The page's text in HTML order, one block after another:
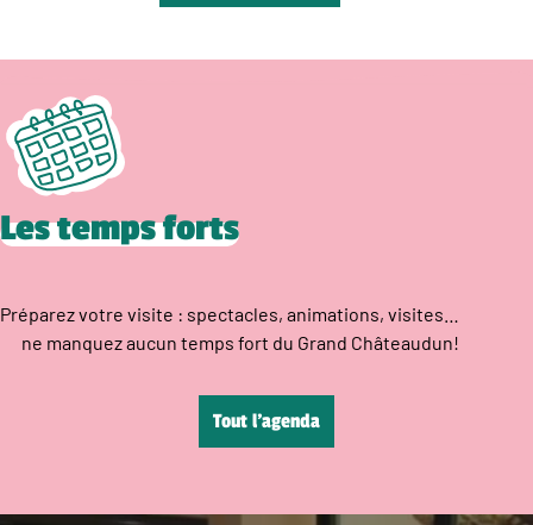
Les temps forts
Préparez votre visite : spectacles, animations, visites…
ne manquez aucun temps fort du Grand Châteaudun!
Tout l’agenda